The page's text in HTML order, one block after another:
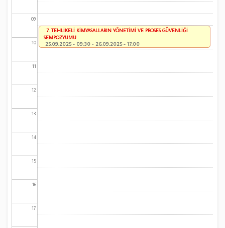
09
10
11
12
13
14
15
16
17
7. TEHLİKELİ KİMYASALLARIN YÖNETİMİ VE PROSES GÜVENLİĞİ
SEMPOZYUMU
25.09.2025 - 09:30 - 26.09.2025 - 17:00